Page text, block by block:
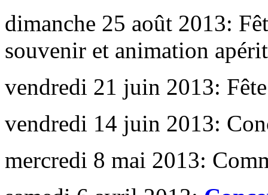
dimanche 25 août 2013:
souvenir et animation
vendredi 21 juin 2013:
vendredi 14 juin 2013:
mercredi 8 mai 2013: